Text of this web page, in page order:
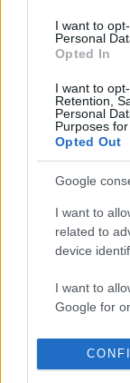
I want to
Personal
Opted In
I want to
Retention,
Personal
Purposes
Opted Out
Google
I want to
related to
device
I want to
Google for
I want to
alakítást.
A színész
négy éven át
szerződött a
A Jászai Mari-
án hunyt el. A
halottjának tekinti.
A Nemzeti
Attila